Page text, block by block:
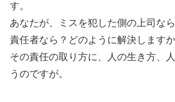
す。
あなたが、ミスを犯した側の上司な
責任者なら？どのように解決します
その責任の取り方に、人の生き方、
うのですが。